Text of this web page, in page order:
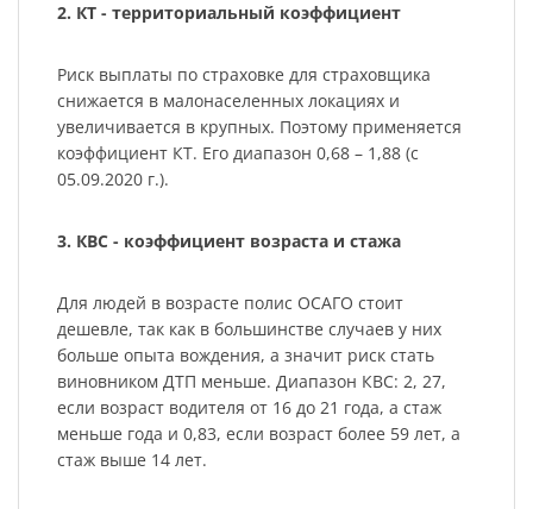
2. КТ - территориальный коэффициент
Риск выплаты по страховке для страховщика
снижается в малонаселенных локациях и
увеличивается в крупных. Поэтому применяется
коэффициент КТ. Его диапазон 0,68 – 1,88 (с
05.09.2020 г.).
3. КВС - коэффициент возраста и стажа
Для людей в возрасте полис ОСАГО стоит
дешевле, так как в большинстве случаев у них
больше опыта вождения, а значит риск стать
виновником ДТП меньше. Диапазон КВС: 2, 27,
если возраст водителя от 16 до 21 года, а стаж
меньше года и 0,83, если возраст более 59 лет, а
стаж выше 14 лет.